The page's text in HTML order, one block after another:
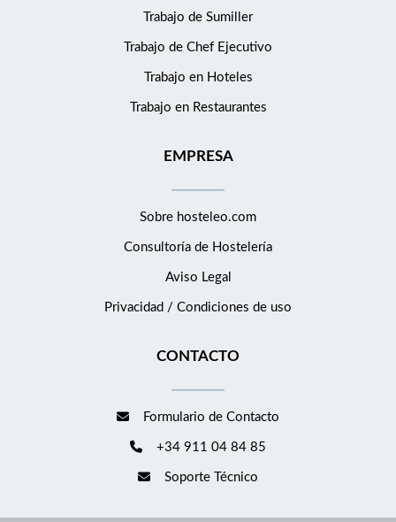
Trabajo de Sumiller
Trabajo de Chef Ejecutivo
Trabajo en Hoteles
Trabajo en Restaurantes
EMPRESA
Sobre hosteleo.com
Consultoría de Hostelería
Aviso Legal
Privacidad / Condiciones de uso
CONTACTO
Formulario de Contacto
+34 911 04 84 85
Soporte Técnico